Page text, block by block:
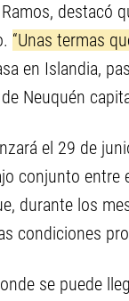
destacó
“Unas termas
en Islandia,
Neuquén
el 29 de
conjunto entre
durante los
condiciones
se puede